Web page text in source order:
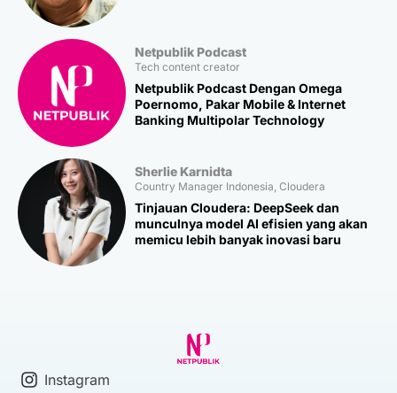
Netpublik Podcast
Tech content creator
Netpublik Podcast Dengan Omega
Poernomo, Pakar Mobile & Internet
Banking Multipolar Technology
Sherlie Karnidta
Country Manager Indonesia, Cloudera
Tinjauan Cloudera: DeepSeek dan
munculnya model AI efisien yang akan
memicu lebih banyak inovasi baru
Instagram